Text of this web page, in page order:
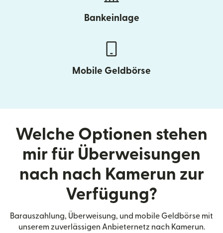
Bankeinlage
Mobile Geldbörse
Welche Optionen stehen
mir für Überweisungen
nach nach Kamerun zur
Verfügung?
Barauszahlung, Überweisung, und mobile Geldbörse mit
unserem zuverlässigen Anbieternetz nach Kamerun.